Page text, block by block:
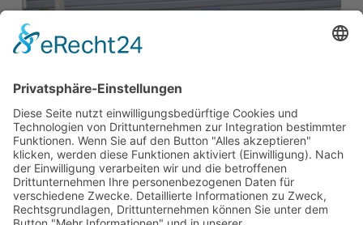
Möchten Siemehr erfahren?
Meißner GmbH Toranlagen